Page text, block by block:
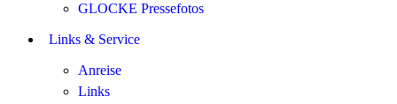
GLOCKE Pressefotos
Links & Service
Anreise
Links